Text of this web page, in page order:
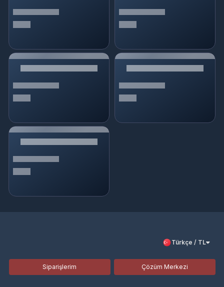
Türkçe / TL
Siparişlerim Çözüm Merkezi